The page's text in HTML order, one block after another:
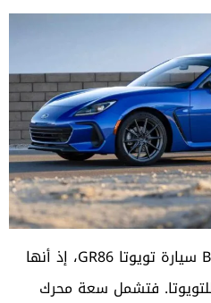
تشبه سيارة سوبارو BRZ 2023 سيارة تويوتا GR86، إذ أنها
فتشمل سعة محرك